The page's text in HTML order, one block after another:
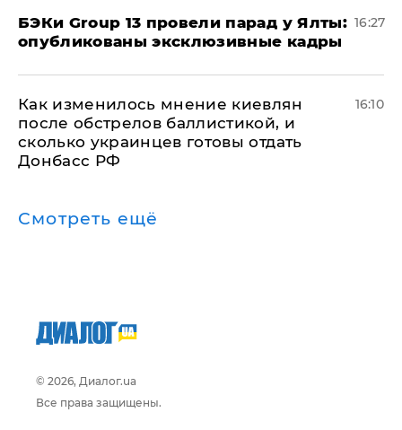
​БЭКи Group 13 провели парад у Ялты:
опубликованы эксклюзивные кадры
16:27
Как изменилось мнение киевлян
после обстрелов баллистикой, и
сколько украинцев готовы отдать
Донбасс РФ
16:10
Смотреть ещё
© 2026, Диалог.ua
Все права защищены.